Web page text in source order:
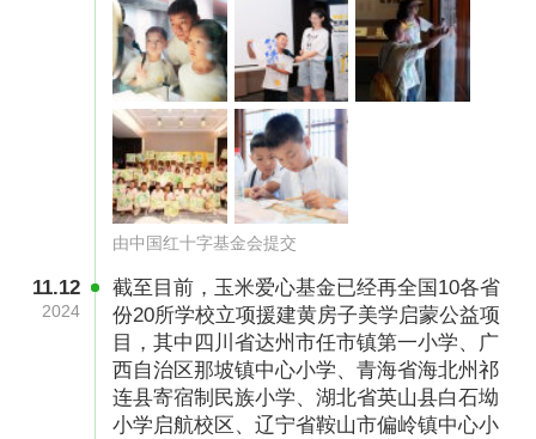
截至2025年7月底，玉米爱心基金已经在湖南、
云南、四川、广西、青海、湖北、重庆、新疆、
辽宁、贵州的20所乡村学校援建“黄房子”。2023-
2025年，连续三年在暑期组织黄房子项目学校的
师生前往北京、上海、苏州、杭州等美育资源丰
由中国红十字基金会提交
11.12
2024
截至目前，玉米爱心基金已经再全国10各省
份20所学校立项援建黄房子美学启蒙公益项
目，其中四川省达州市任市镇第一小学、广
西自治区那坡镇中心小学、青海省海北州祁
连县寄宿制民族小学、湖北省英山县白石坳
小学启航校区、辽宁省鞍山市偏岭镇中心小